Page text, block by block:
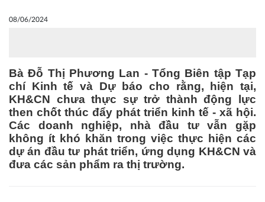
08/06/2024
Bà Đỗ Thị Phương Lan - Tổng Biên tập Tạp
chí Kinh tế và Dự báo cho rằng, hiện tại,
KH&CN chưa thực sự trở thành động lực
then chốt thúc đẩy phát triển kinh tế - xã hội.
Các doanh nghiệp, nhà đầu tư vẫn gặp
không ít khó khăn trong việc thực hiện các
dự án đầu tư phát triển, ứng dụng KH&CN và
đưa các sản phẩm ra thị trường.